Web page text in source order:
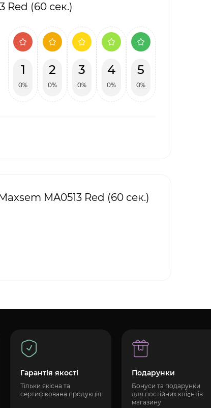
(60 сек.)
1
0%
2
0%
3
0%
4
0%
5
0%
MA0513 Red (60 сек.)
Гарантія якості
Тільки якісна та
сертифікована продукція
Подарунки
Бонуси та подарунки
для постійних клієнтів
магазину